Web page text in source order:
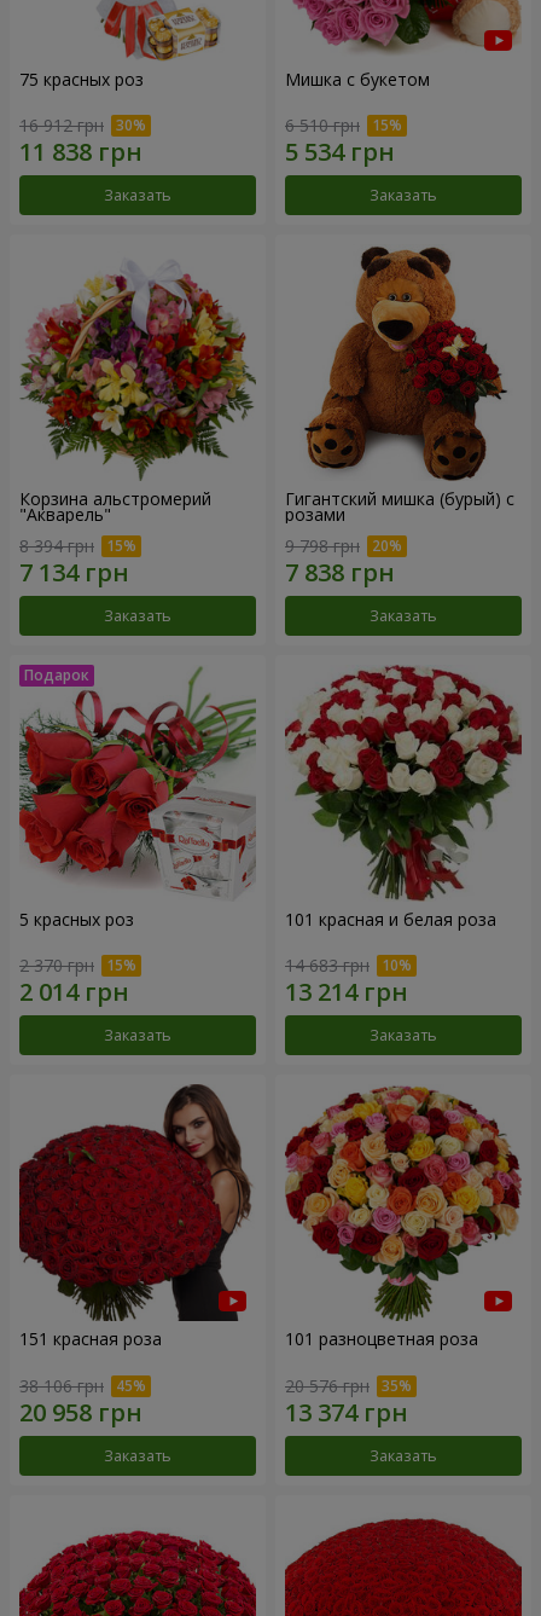
75 красных роз
16 912 грн
Заказать
Мишка с букетом
6 510 грн
Заказать
Корзина альстромерий
"Акварель"
8 394 грн
Заказать
Гигантский мишка (бурый) с
розами
9 798 грн
Заказать
5 красных роз
2 370 грн
Заказать
101 красная и белая роза
14 683 грн
Заказать
151 красная роза
38 106 грн
Заказать
101 разноцветная роза
20 576 грн
Заказать